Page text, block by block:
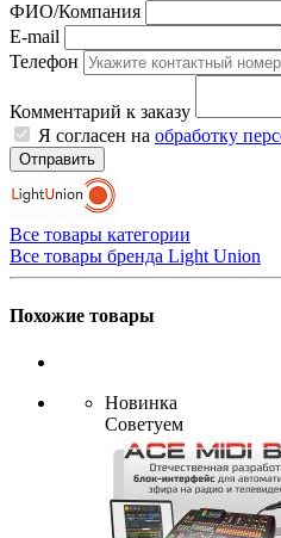
ФИО/Компания
E-mail
Телефон
Комментарий к заказу
Я согласен на обработку
Отправить
Все товары категории
Все товары бренда Light Union
Похожие товары
Новинка
Советуем